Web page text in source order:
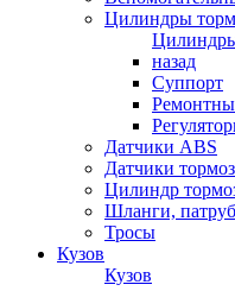
Цилиндры
назад
Суппорт
Датчики ABS
Датчики
Цилиндр
Шланги,
Тросы
Кузов
Кузов